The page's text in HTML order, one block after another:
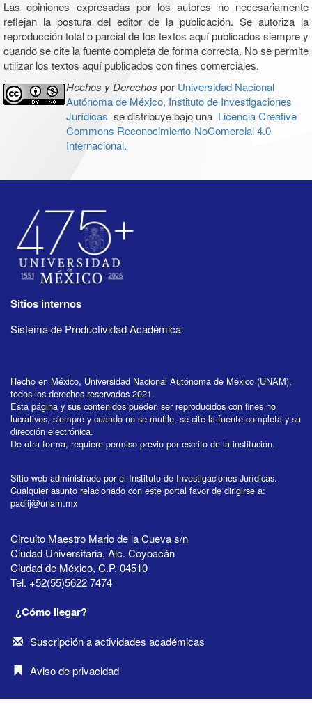
Las opiniones expresadas por los autores no necesariamente
reflejan la postura del editor de la publicación. Se autoriza la
reproducción total o parcial de los textos aquí publicados siempre y
cuando se cite la fuente completa de forma correcta. No se permite
utilizar los textos aquí publicados con fines comerciales.
Hechos y Derechos por Universidad Nacional
Autónoma de México, Instituto de Investigaciones
Jurídicas se distribuye bajo una Licencia Creative
Commons Reconocimiento-NoComercial 4.0
Internacional.
Sitios internos
Sistema de Productividad Académica
Hecho en México, Universidad Nacional Autónoma de México (UNAM),
todos los derechos reservados 2021.
Esta página y sus contenidos pueden ser reproducidos con fines no
lucrativos, siempre y cuando no se mutile, se cite la fuente completa y su
dirección electrónica.
De otra forma, requiere permiso previo por escrito de la institución.
Sitio web administrado por el Instituto de Investigaciones Jurídicas.
Cualquier asunto relacionado con este portal favor de dirigirse a:
padiij@unam.mx
Circuito Maestro Mario de la Cueva s/n
Ciudad Universitaria, Alc. Coyoacán
Ciudad de México, C.P. 04510
Tel. +52(55)5622 7474
¿Cómo llegar?
Suscripción a actividades académicas
Aviso de privacidad